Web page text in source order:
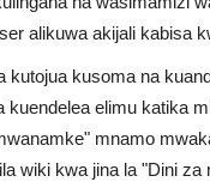
alikuwa akijali kabisa
kutojua kusoma na
kuendelea elimu katika
mnamo
wiki kwa jina la "Dini